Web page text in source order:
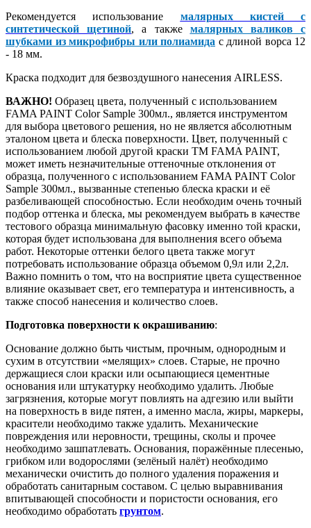
Рекомендуется использование малярных кистей с
синтетической щетиной, а также малярных валиков с
шубками из микрофибры или полиамида с длиной ворса 12
- 18 мм.
Краска подходит для безвоздушного нанесения AIRLESS.
ВАЖНО! Образец цвета, полученный с использованием
FAMA PAINT Color Sample 300мл., является инструментом
для выбора цветового решения, но не является абсолютным
эталоном цвета и блеска поверхности. Цвет, полученный с
использованием любой другой краски ТМ FAMA PAINT,
может иметь незначительные оттеночные отклонения от
образца, полученного с использованием FAMA PAINT Color
Sample 300мл., вызванные степенью блеска краски и её
разбеливающей способностью. Если необходим очень точный
подбор оттенка и блеска, мы рекомендуем выбрать в качестве
тестового образца минимальную фасовку именно той краски,
которая будет использована для выполнения всего объема
работ. Некоторые оттенки белого цвета также могут
потребовать использование образца объемом 0,9л или 2,2л.
Важно помнить о том, что на восприятие цвета существенное
влияние оказывает свет, его температура и интенсивность, а
также способ нанесения и количество слоев.
Подготовка поверхности к окрашиванию:
Основание должно быть чистым, прочным, однородным и
сухим в отсутствии «мелящих» слоев. Старые, не прочно
держащиеся слои краски или осыпающиеся цементные
основания или штукатурку необходимо удалить. Любые
загрязнения, которые могут повлиять на адгезию или выйти
на поверхность в виде пятен, а именно масла, жиры, маркеры,
красители необходимо также удалить. Механические
повреждения или неровности, трещины, сколы и прочее
необходимо зашпатлевать. Основания, поражённые плесенью,
грибком или водорослями (зелёный налёт) необходимо
механически очистить до полного удаления поражения и
обработать санитарным составом. С целью выравнивания
впитывающей способности и пористости основания, его
необходимо обработать грунтом.